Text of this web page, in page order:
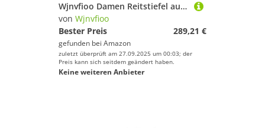
Wjnvfioo Damen Reitstiefel aus echtem Leder, kniehoch, runder Zehenbereich, flacher Reißverschluss, Schnalle, modisch, lange Stiefel
von Wjnvfioo
Bester Preis
289,21 €
gefunden bei Amazon
zuletzt überprüft am 27.09.2025 um 00:03; der
Preis kann sich seitdem geändert haben.
Keine weiteren Anbieter